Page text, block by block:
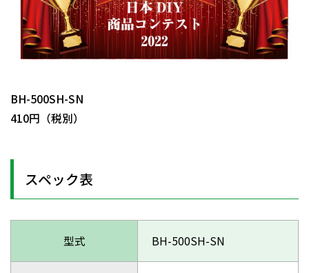
BH-500SH-SN
410円（税別）
スペック表
型式 BH-500SH-SN